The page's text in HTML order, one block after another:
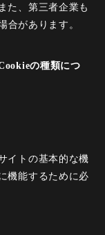
た、第三者企業も
合があります。
の種類につ
イトの基本的な機
機能するために必